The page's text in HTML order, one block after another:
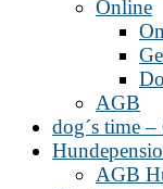
Online
AGB
dog´s time
AGB